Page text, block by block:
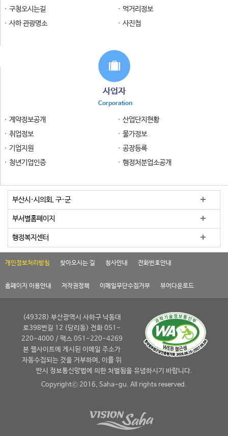
구청오시는길
먹거리정보
사하 관광명소
사진첩
사업자
Corporation
계약정보공개
산업단지현황
취업정보
물가정보
기업지원
공장등록
청년기업인증
행정처분업소공개
부산시·시의회, 구·군
부서별홈페이지
행정복지센터
개인정보처리방침 찾아오시는 길 청사안내 전화번호안내
홈페이지 이용안내 저작권정책 이메일무단수집거부 뷰어다운로드
(49328) 부산광역시 사하구 낙동대
로398번길 12 (당리동) 전화 051-
220-4000 / 팩스 051-220-4269
본 웹사이트에 게시된 이메일 주소가
자동수집되는 것을 거부하며, 이를 위
반시 정보통신망법에 의한 처벌됨을 유념하시기 바랍니다.
Copyrightⓒ 2016, Saha-gu. All rights reserved.